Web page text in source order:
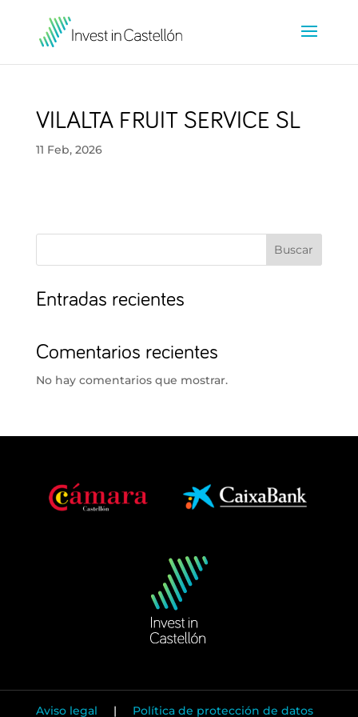
VILALTA FRUIT SERVICE SL
11 Feb, 2026
Buscar
Entradas recientes
Comentarios recientes
No hay comentarios que mostrar.
Aviso legal | Política de protección de datos